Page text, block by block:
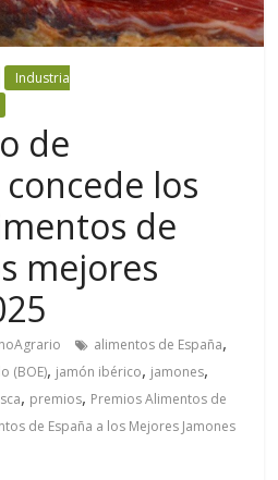
Industria
de
los
de
mejores
alimentos de España,
(BOE), jamón ibérico, jamones,
, premios, Premios Alimentos de
de España a los Mejores Jamones